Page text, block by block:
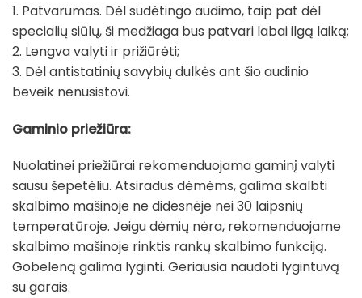
1. Patvarumas. Dėl sudėtingo audimo, taip pat dėl
specialių siūlų, ši medžiaga bus patvari labai ilgą laiką;
2. Lengva valyti ir prižiūrėti;
3. Dėl antistatinių savybių dulkės ant šio audinio
beveik nenusistovi.
Gaminio priežiūra:
Nuolatinei priežiūrai rekomenduojama gaminį valyti
sausu šepetėliu. Atsiradus dėmėms, galima skalbti
skalbimo mašinoje ne didesnėje nei 30 laipsnių
temperatūroje. Jeigu dėmių nėra, rekomenduojame
skalbimo mašinoje rinktis rankų skalbimo funkciją.
Gobeleną galima lyginti. Geriausia naudoti lygintuvą
su garais.